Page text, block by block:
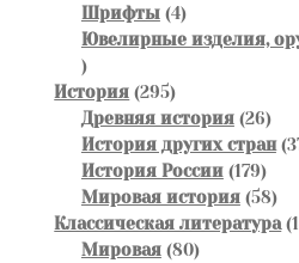
Шрифты 44
товара
Ювелирные изделия,
5
товаров
История 295295
товаров
Древняя история 2626
История других стран
История России 179179
Мировая история 5858
Классическая литература
Мировая 8080